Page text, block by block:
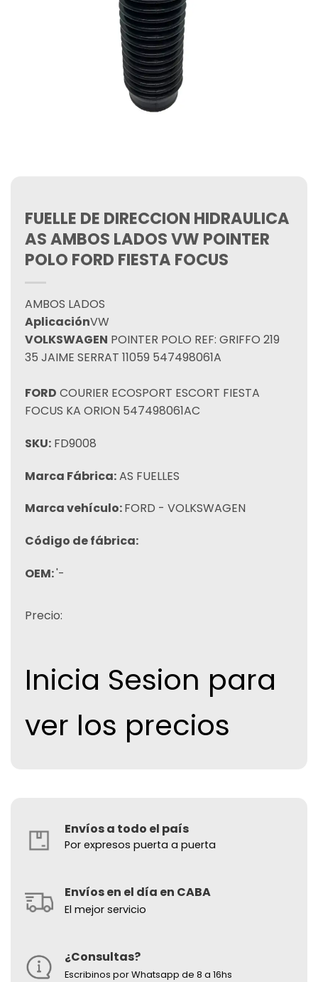
FUELLE DE DIRECCION HIDRAULICA
AS AMBOS LADOS VW POINTER
POLO FORD FIESTA FOCUS
AMBOS LADOS
AplicaciónVW
VOLKSWAGEN POINTER POLO REF: GRIFFO 219
35 JAIME SERRAT 11059 547498061A
FORD COURIER ECOSPORT ESCORT FIESTA
FOCUS KA ORION 547498061AC
SKU: FD9008
Marca Fábrica:AS FUELLES
Marca vehículo:FORD - VOLKSWAGEN
Código de fábrica:
OEM:'-
Precio:
Inicia Sesion para
ver los precios
Envíos a todo el país
Por expresos puerta a puerta
Envíos en el día en CABA
El mejor servicio
¿Consultas?
Escribinos por Whatsapp de 8 a 16hs